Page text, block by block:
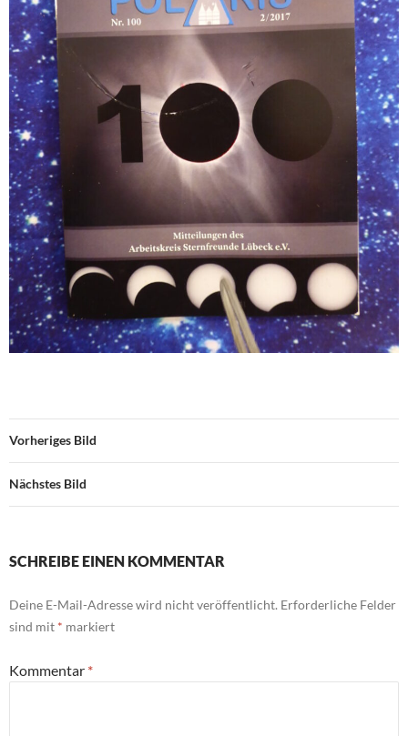
Vorheriges Bild
Nächstes Bild
SCHREIBE EINEN KOMMENTAR
Deine E-Mail-Adresse wird nicht veröffentlicht. Erforderliche Felder
sind mit * markiert
Kommentar *